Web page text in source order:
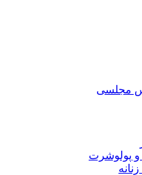
مجلسی
و پولوشرت